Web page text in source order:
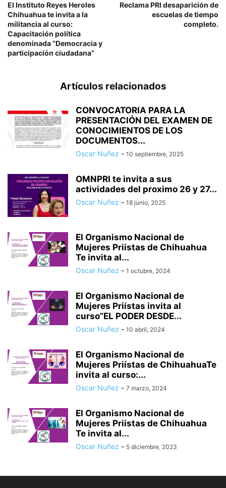
El Instituto Reyes Heroles
Chihuahua te invita a la
militancia al curso:
Capacitación política
denominada “Democracia y
participación ciudadana”
Reclama PRI desaparición de
escuelas de tiempo
completo.
Artículos relacionados
CONVOCATORIA PARA LA
PRESENTACIÓN DEL EXAMEN DE
CONOCIMIENTOS DE LOS
DOCUMENTOS...
Oscar Nuñez - 10 septiembre, 2025
OMNPRI te invita a sus
actividades del proximo 26 y 27...
Oscar Nuñez - 18 junio, 2025
El Organismo Nacional de
Mujeres Priistas de Chihuahua
Te invita al...
Oscar Nuñez - 1 octubre, 2024
El Organismo Nacional de
Mujeres Priístas invita al
curso”EL PODER DESDE...
Oscar Nuñez - 10 abril, 2024
El Organismo Nacional de
Mujeres Priístas de ChihuahuaTe
invita al curso:...
Oscar Nuñez - 7 marzo, 2024
El Organismo Nacional de
Mujeres Priistas de Chihuahua
Te invita al...
Oscar Nuñez - 5 diciembre, 2023